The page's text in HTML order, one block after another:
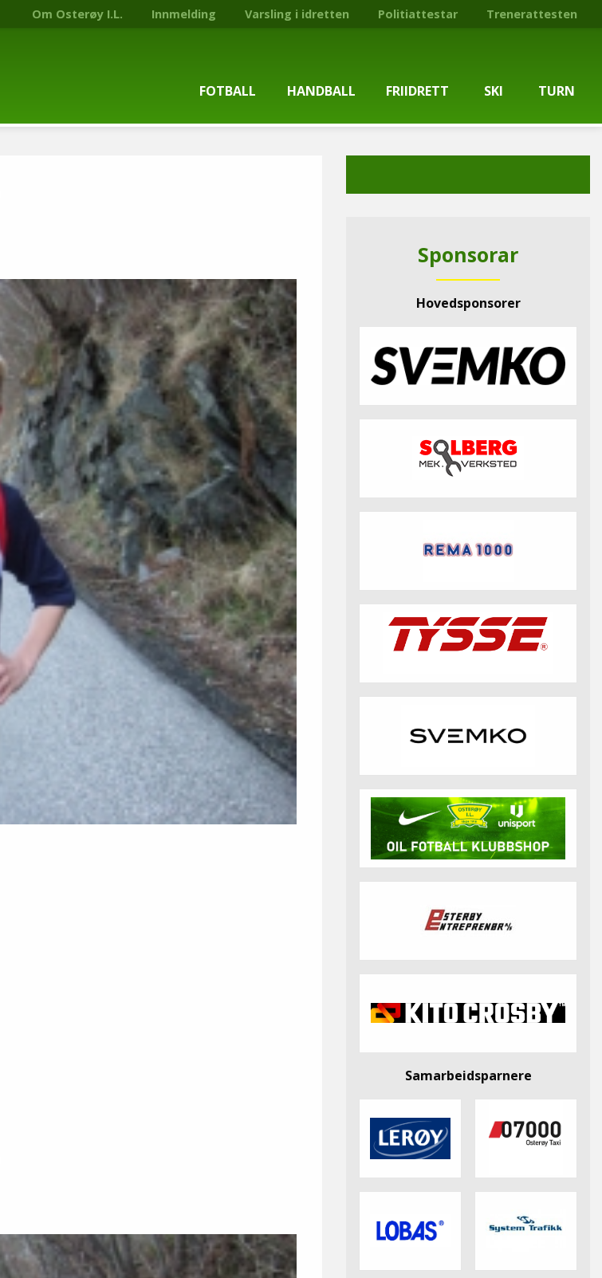
Om Osterøy I.L. Innmelding Varsling i idretten Politiattestar Trenerattesten
FOTBALL
Stjernelaget
Nyhetsarkiv
Seniorfotball 2026
Mediesaker
OIL Fotball Klubbshop
HANDBALL
Nyheitsarkiv
Mediesaker
FRIIDRETT
Nyheitsarkiv
Aktuell info m.m.
Resultat og statistikk
Linkar
SKI
Nyheitsarkiv
TURN
Treningstid
Retningslinjer på trening
Fotosamtykke
Nyheitsarkiv
Sponsorar
Hovedsponsorer
Samarbeidsparnere